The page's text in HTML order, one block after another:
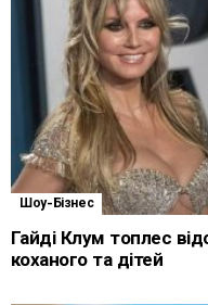
Шоу-Бізнес
Гайді Клум топлес
коханого та дітей